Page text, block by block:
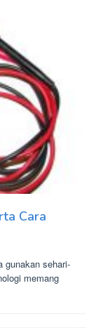
Cara
gunakan sehari-
memang